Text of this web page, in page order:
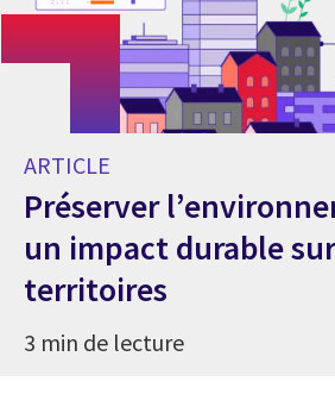
ARTICLE
Préserver
un impact durable
territoires
3 min de lecture